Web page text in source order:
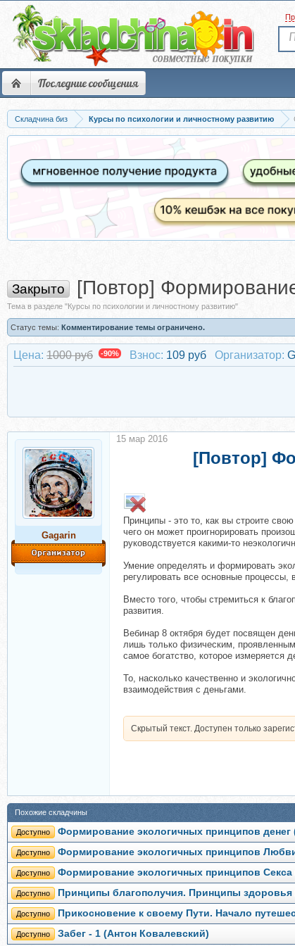
Последние сообщения
Складчина биз Курсы по психологии и личностному развитию
Закрыто [Повтор]
Тема в разделе "Курсы по психологии и личностному развитию"
Статус темы: Комментирование темы ограничено.
Цена: 1000 руб -90% Взнос: 109 руб Организатор:
Gagarin
[Повтор]
Принципы - это то, как вы строите
чего он может проигнорировать
руководствуется какими-то
Умение определять и формировать
регулировать все основные
Вместо того, чтобы стремиться к
развития.
Вебинар 8 октября будет посвящен
лишь только физическим,
самое богатство, которое измеряется
То, насколько качественно и
взаимодействия с деньгами.
Скрытый текст. Доступен только
15 мар 2016
Похожие складчины
Доступно Формирование экологичных принципов денег
Доступно Формирование экологичных принципов
Доступно Формирование экологичных принципов
Доступно Принципы благополучия. Принципы здоровья
Доступно Прикосновение к своему Пути. Начало
Доступно Забег - 1 (Антон Ковалевский)